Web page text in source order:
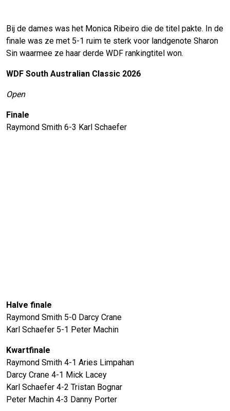
Bij de dames was het Monica Ribeiro die de titel pakte. In de
finale was ze met 5-1 ruim te sterk voor landgenote Sharon
Sin waarmee ze haar derde WDF rankingtitel won.
WDF South Australian Classic 2026
Open
Finale
Raymond Smith 6-3 Karl Schaefer
Halve finale
Raymond Smith 5-0 Darcy Crane
Karl Schaefer 5-1 Peter Machin
Kwartfinale
Raymond Smith 4-1 Aries Limpahan
Darcy Crane 4-1 Mick Lacey
Karl Schaefer 4-2 Tristan Bognar
Peter Machin 4-3 Danny Porter